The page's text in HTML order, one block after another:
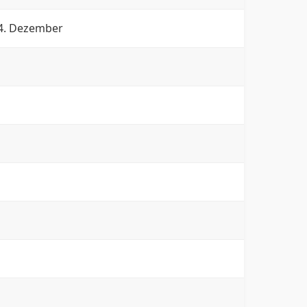
Dezember